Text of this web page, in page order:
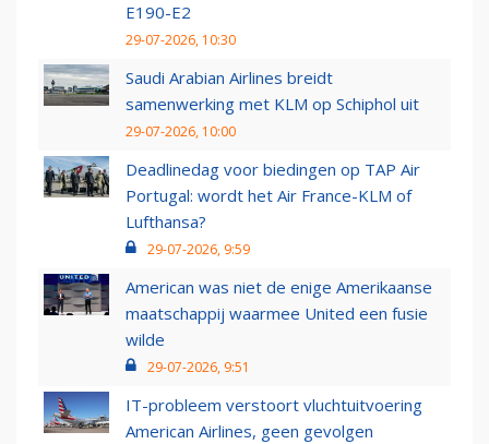
E190-E2
29-07-2026, 10:30
Saudi Arabian Airlines breidt
samenwerking met KLM op Schiphol uit
29-07-2026, 10:00
Deadlinedag voor biedingen op TAP Air
Portugal: wordt het Air France-KLM of
Lufthansa?
29-07-2026, 9:59
American was niet de enige Amerikaanse
maatschappij waarmee United een fusie
wilde
29-07-2026, 9:51
IT-probleem verstoort vluchtuitvoering
American Airlines, geen gevolgen